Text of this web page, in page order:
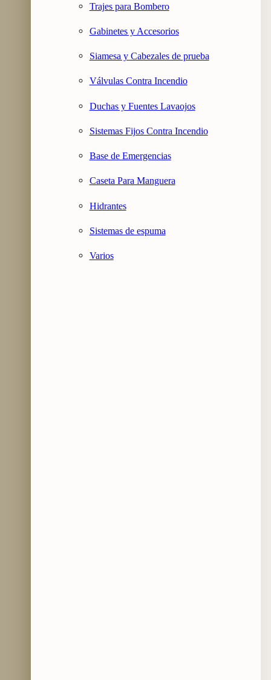
Trajes para Bombero
Gabinetes y Accesorios
Siamesa y Cabezales de prueba
Válvulas Contra Incendio
Duchas y Fuentes Lavaojos
Sistemas Fijos Contra Incendio
Base de Emergencias
Caseta Para Manguera
Hidrantes
Sistemas de espuma
Varios